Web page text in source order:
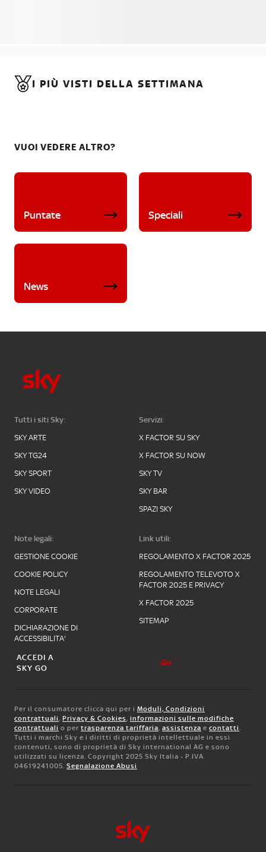
I PIÙ VISTI DELLA SETTIMANA
VUOI VEDERE ALTRO?
Puntate Speciali
News
Tutti i siti Sky:
SKY ARTE
SKY TG24
SKY SPORT
SKY VIDEO
Servizi:
X FACTOR SU SKY
X FACTOR SU NOW
SKY TV
SKY BAR
SPAZI SKY
Note legali:
GESTIONE COOKIE
COOKIE POLICY
NOTE LEGALI
CORPORATE
DICHIARAZIONE DI
ACCESSIBILITA'
Link utili:
REGOLAMENTO X FACTOR 2025
REGOLAMENTO TELEVOTO X
FACTOR 2025 E PRIVACY
X FACTOR 2025
SITEMAP
ACCEDI A
SKY GO
Per il consumatore clicca qui per i Moduli, Condizioni
contrattuali, Privacy & Cookies, informazioni sulle modifiche
contrattuali o per trasparenza tariffaria, assistenza e contatti.
Tutti i marchi Sky e i diritti di proprietà intellettuale in essi
contenuti, sono di proprietà di Sky international AG e sono
utilizzati su licenza. Copyright 2025 Sky Italia - P.IVA
04619241005. Segnalazione Abusi